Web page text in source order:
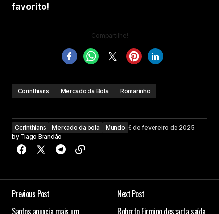
favorito!
Compartilhe!
Corinthians Mercado da Bola Romarinho
Corinthians Mercado da bola Mundo 6 de fevereiro de 2025
by Tiago Brandão
Previous Post
Santos anuncia mais um
Next Post
Roberto Firmino descarta saída